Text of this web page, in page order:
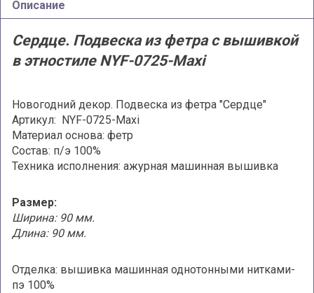
Описание
Сердце. Подвеска из фетра с вышивкой
в этностиле NYF-0725-Maxi
Новогодний декор. Подвеска из фетра "Сердце"
Артикул: NYF-0725-Maxi
Материал основа: фетр
Состав: п/э 100%
Техника исполнения: ажурная машинная вышивка
Размер:
Ширина: 90 мм.
Длина: 90 мм.
Отделка: вышивка машинная однотонными нитками-
пэ 100%